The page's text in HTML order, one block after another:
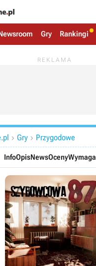
Gry Rankingi
 Gry  Przygodowe
InfoOpisNewsOceny